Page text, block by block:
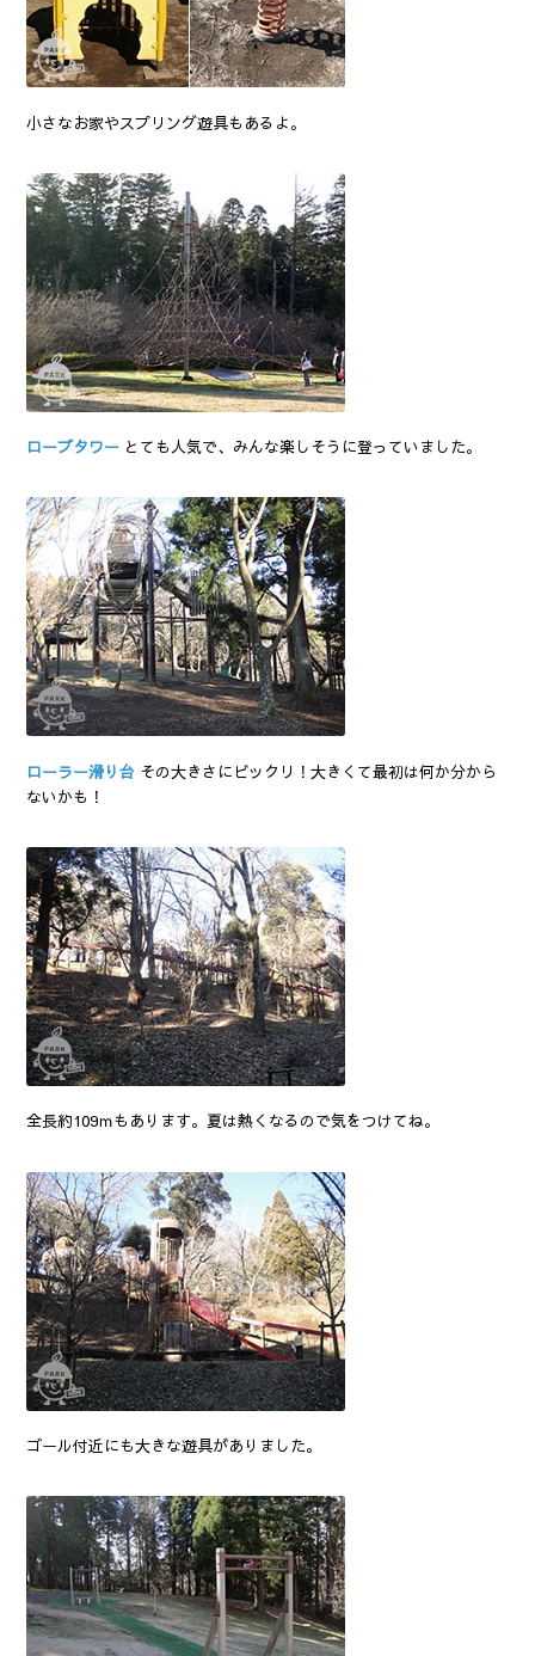
小さなお家やスプリング遊具もあるよ。
ロープタワー とても人気で、みんな楽しそうに登っていました。
ローラー滑り台 その大きさにビックリ！大きくて最初は何か分から
ないかも！
全長約109ｍもあります。夏は熱くなるので気をつけてね。
ゴール付近にも大きな遊具がありました。